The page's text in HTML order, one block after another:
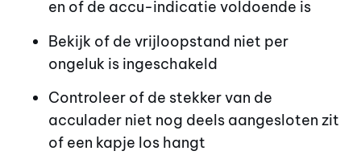
en of de accu-indicatie voldoende is
Bekijk of de vrijloopstand niet per
ongeluk is ingeschakeld
Controleer of de stekker van de
acculader niet nog deels aangesloten zit
of een kapje los hangt